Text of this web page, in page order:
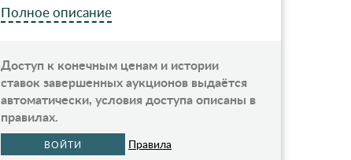
Полное описание
Доступ к конечным ценам и истории
ставок завершенных аукционов выдаётся
автоматически, условия доступа описаны в
правилах.
ВОЙТИ Правила